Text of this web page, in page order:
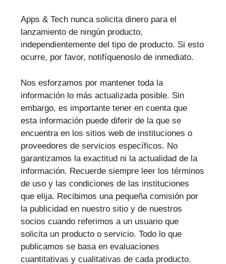
Apps & Tech nunca solicita dinero para el
lanzamiento de ningún producto,
independientemente del tipo de producto. Si esto
ocurre, por favor, notifíquenoslo de inmediato.
Nos esforzamos por mantener toda la
información lo más actualizada posible. Sin
embargo, es importante tener en cuenta que
esta información puede diferir de la que se
encuentra en los sitios web de instituciones o
proveedores de servicios específicos. No
garantizamos la exactitud ni la actualidad de la
información. Recuerde siempre leer los términos
de uso y las condiciones de las instituciones
que elija. Recibimos una pequeña comisión por
la publicidad en nuestro sitio y de nuestros
socios cuando referimos a un usuario que
solicita un producto o servicio. Todo lo que
publicamos se basa en evaluaciones
cuantitativas y cualitativas de cada producto.